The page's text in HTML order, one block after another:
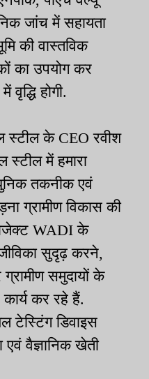
जांच में सहायता
की वास्तविक
का उपयोग कर
होगी.
स्टील के CEO रवीश
स्टील में हमारा
तकनीक एवं
ग्रामीण विकास की
WADI के
सुदृढ़ करने,
समुदायों के
कर रहे हैं.
टेस्टिंग डिवाइस
एवं वैज्ञानिक खेती